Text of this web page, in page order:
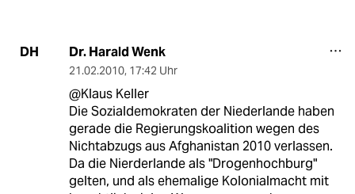
DH Dr. Harald Wenk
21.02.2010, 17:42 Uhr
@Klaus Keller
Die Sozialdemokraten der Niederlande haben
gerade die Regierungskoalition wegen des
Nichtabzugs aus Afghanistan 2010 verlassen.
Da die Nierderlande als "Drogenhochburg"
gelten, und als ehemalige Kolonialmacht mit